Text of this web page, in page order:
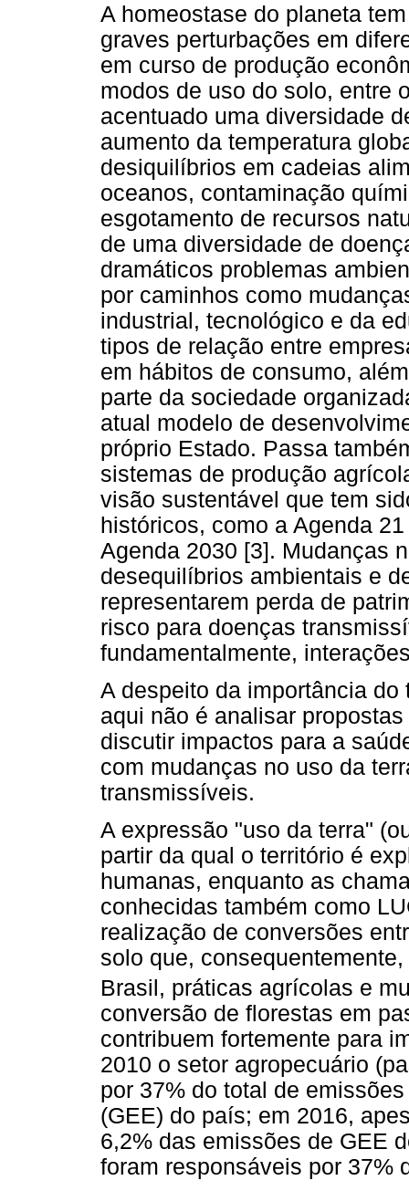
A homeostase do planeta
graves perturbações em
em curso de produção
modos de uso do solo, entre
acentuado uma diversidade
aumento da temperatura
desiquilíbrios em cadeias
oceanos, contaminação
esgotamento de recursos
de uma diversidade de
dramáticos problemas
por caminhos como
industrial, tecnológico e da
tipos de relação entre
em hábitos de consumo,
parte da sociedade
atual modelo de
próprio Estado. Passa
sistemas de produção
visão sustentável que tem
históricos, como a Agenda
Agenda 2030 [3]. Mudanças
desequilíbrios ambientais e
representarem perda de
risco para doenças
fundamentalmente,
A despeito da importância
aqui não é analisar
discutir impactos para a
com mudanças no uso da
transmissíveis.
A expressão "uso da terra"
partir da qual o território é
humanas, enquanto as
conhecidas também como
realização de conversões
solo que,
Brasil, práticas agrícolas e
conversão de florestas em
contribuem fortemente para
2010 o setor agropecuário
por 37% do total de
(GEE) do país; em 2016,
6,2% das emissões de GEE
foram responsáveis por 37%